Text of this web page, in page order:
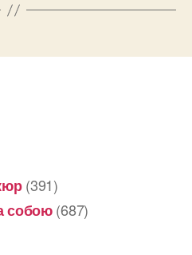
(391)
собою(687)